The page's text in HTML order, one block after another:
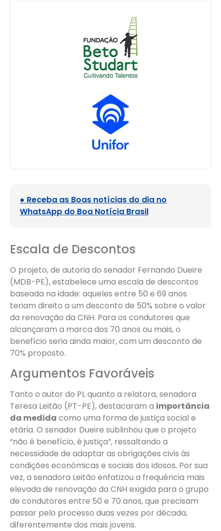
● Receba as Boas notícias do dia no
WhatsApp do Boa Notícia Brasil
Escala de Descontos
O projeto, de autoria do senador Fernando Dueire
(MDB-PE), estabelece uma escala de descontos
baseada na idade: aqueles entre 50 e 69 anos
teriam direito a um desconto de 50% sobre o valor
da renovação da CNH. Para os condutores que
alcançaram a marca dos 70 anos ou mais, o
benefício seria ainda maior, com um desconto de
70% proposto.
Argumentos Favoráveis
Tanto o autor do PL quanto a relatora, senadora
Teresa Leitão (PT-PE), destacaram a importância
da medida como uma forma de justiça social e
etária. O senador Dueire sublinhou que o projeto
“não é benefício, é justiça”, ressaltando a
necessidade de adaptar as obrigações civis às
condições econômicas e sociais dos idosos. Por sua
vez, a senadora Leitão enfatizou a frequência mais
elevada de renovação da CNH exigida para o grupo
de condutores entre 50 e 70 anos, que precisam
passar pelo processo duas vezes por década,
diferentemente dos mais jovens.